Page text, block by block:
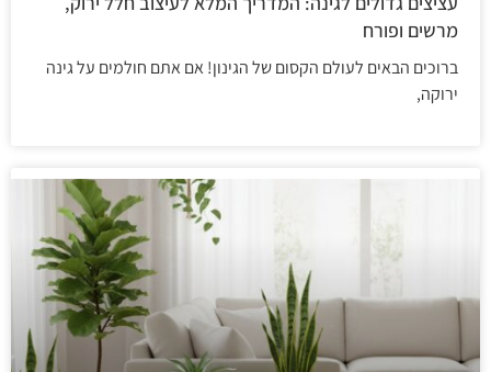
מרשים ופורח
ברוכים הבאים לעולם הקסום של הגינון! אם אתם חולמים על גינה
ירוקה,